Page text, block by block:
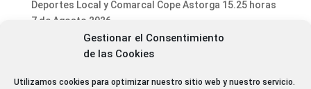
Gestionar el Consentimiento
de las Cookies
Utilizamos cookies para optimizar nuestro sitio web y nuestro servicio.
Deportes Local y Comarcal Cope Astorga 15.25 horas
7 de Agosto 2026
Informativo Mediodía Cope Astorga 14.20 horas 7 de
Agosto 2026
San Justo de la Vega acoge este fin de semana un